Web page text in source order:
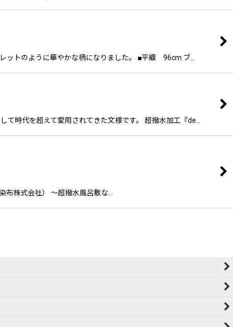
ットのように華やかな柄になりました。 ■平織 96cm ブ…
時代を超えて愛用されてきた文様です。 超撥水加工『de…
株式会社） 〜超撥水風呂敷な…